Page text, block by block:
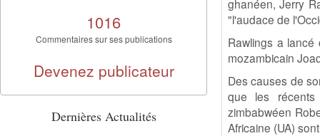
ghanéen, Jerry
"l'audace de
Rawlings a
mozambicain
Des causes de
que les récents
zimbabwéen
Africaine (UA)
1016
Commentaires sur ses publications
Devenez publicateur
Dernières Actualités